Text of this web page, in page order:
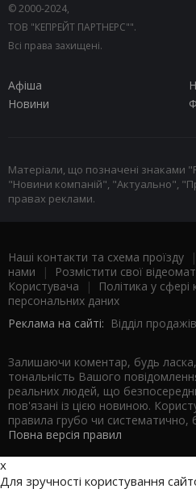
© 2000-2024,
ТОВ "КЕПРЕЙТ ПАРТНЕРС"".
Всі права захищені.
Афіша
Новини
Матеріали, що позначені знаками
"Новини компаній", "Актуально",
правах реклами.
Наші контакти та схема проїзду |
нами | Розмістити свої
Користувача |
Політика у сфері
персональних даних
Реклама на сайті: Відділ
Залишаючи коментар, будь
тональність Вашого
реальних людей, що
пов'язані із цією новиною.
правила грубо чи систематично,
Повна версія правил
x
Для зручності користування